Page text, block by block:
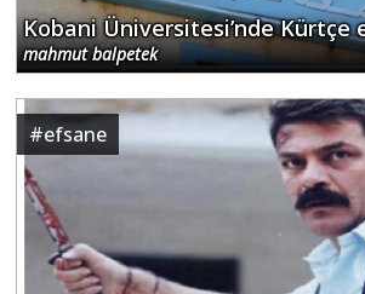
mahmut balpetek
#efsane